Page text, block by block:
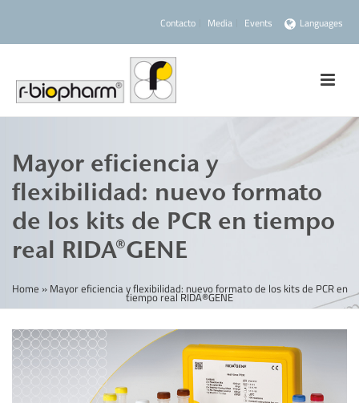
Contacto Media Events Languages
Mayor eficiencia y
flexibilidad: nuevo formato
de los kits de PCR en tiempo
real RIDA®GENE
Home » Mayor eficiencia y flexibilidad: nuevo formato de los kits de PCR en
tiempo real RIDA®GENE